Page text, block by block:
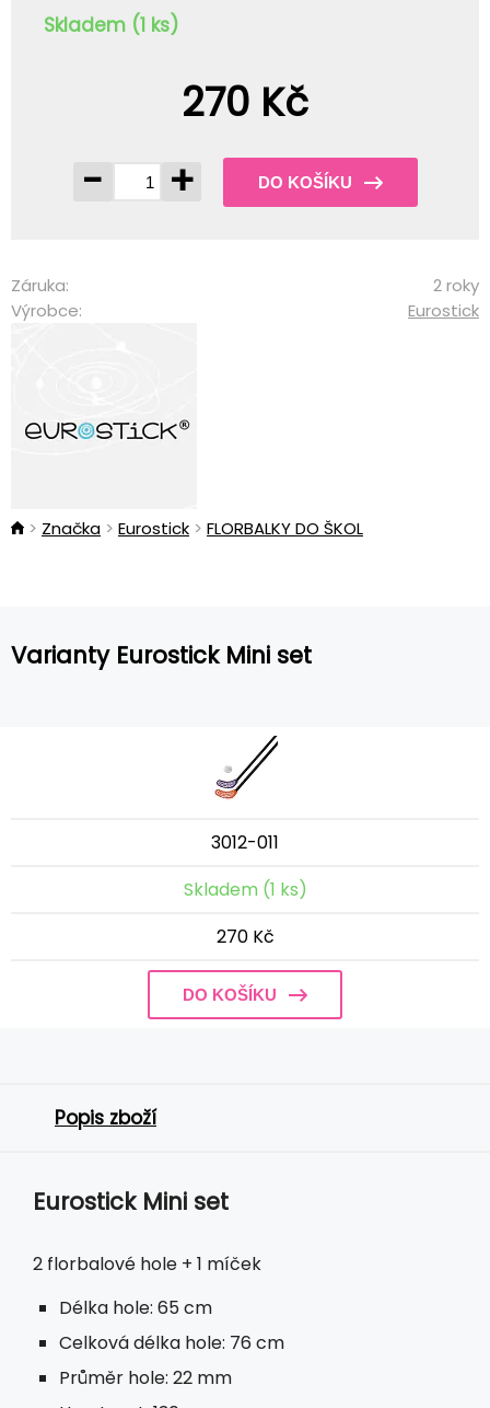
Skladem (1 ks)
270 Kč
-
+ DO KOŠÍKU
Záruka:
2 roky
Výrobce:
Eurostick
Značka Eurostick FLORBALKY DO ŠKOL
Varianty Eurostick Mini set
3012-011
Skladem (1 ks)
270 Kč
DO KOŠÍKU
Popis zboží
Eurostick Mini set
2 florbalové hole + 1 míček
Délka hole: 65 cm
Celková délka hole: 76 cm
Průměr hole: 22 mm